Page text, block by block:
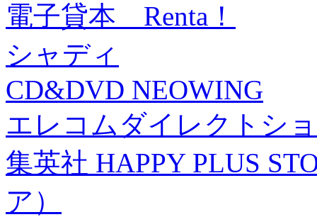
電子貸本 Renta！
シャディ
CD&DVD NEOWING
エレコムダイレクトシ
集英社 HAPPY PLUS
ア）